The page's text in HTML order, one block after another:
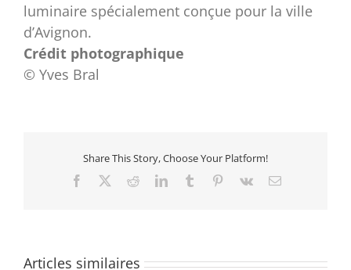
luminaire spécialement conçue pour la ville
d’Avignon.
Crédit photographique
© Yves Bral
Share This Story, Choose Your Platform!
Facebook RedditLinkedInTumblr Pinterest
Vk Email
Articles similaires